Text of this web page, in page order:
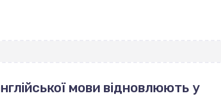
мови відновлюють у